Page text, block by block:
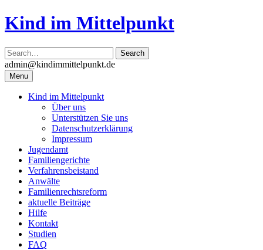
Skip
to
Kind im Mittelpunkt
admin@kindimmittelpunkt.de
Menu
Kind im Mittelpunkt
Über uns
Unterstützen Sie uns
Datenschutzerklärung
Impressum
Jugendamt
Familiengerichte
Verfahrensbeistand
Anwälte
Familienrechtsreform
aktuelle Beiträge
Hilfe
Kontakt
Studien
FAQ